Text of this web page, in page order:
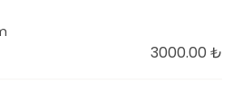
3000.00 ₺